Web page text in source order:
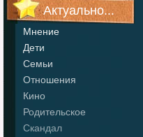
Актуально...
Мнение
Дети
Семьи
Отношения
Кино
Родительское
Скандал